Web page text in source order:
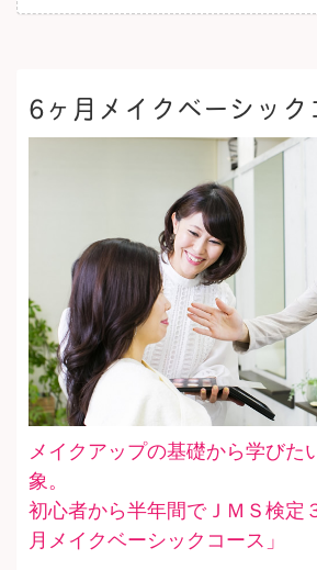
6ヶ月メイクベーシック
メイクアップの基礎から学びた
象。
初心者から半年間でＪＭＳ検定
月メイクベーシックコース」